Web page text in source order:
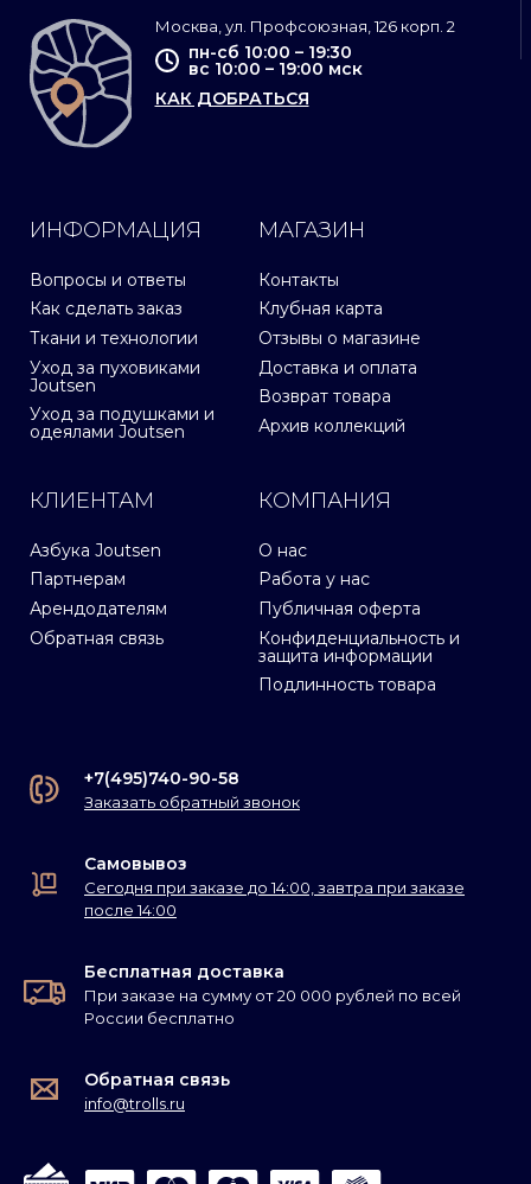
ИНФОРМАЦИЯ
Вопросы и ответы
Как сделать заказ
Ткани и технологии
Уход за пуховиками
Joutsen
Уход за подушками и
одеялами Joutsen
МАГАЗИН
Контакты
Клубная карта
Отзывы о магазине
Доставка и оплата
Возврат товара
Архив коллекций
КЛИЕНТАМ
Азбука Joutsen
Партнерам
Арендодателям
Обратная связь
КОМПАНИЯ
О нас
Работа у нас
Публичная оферта
Конфиденциальность и
защита информации
Подлинность товара
Москва, ул. Профсоюзная, 126 корп. 2
пн-сб 10:00 – 19:30
вс 10:00 – 19:00 мск
КАК ДОБРАТЬСЯ
+7(495)740-90-58
Заказать обратный звонок
Самовывоз
Сегодня при заказе до 14:00, завтра при заказе
после 14:00
Бесплатная доставка
При заказе на сумму от 20 000 рублей по всей
России бесплатно
Обратная связь
info@trolls.ru